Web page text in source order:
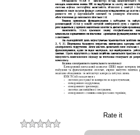
Rate it